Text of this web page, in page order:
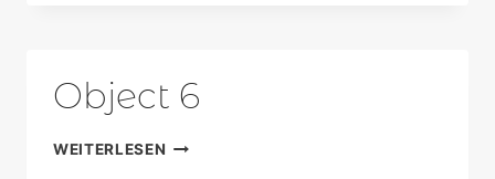
Object 6
WEITERLESEN OBJECT